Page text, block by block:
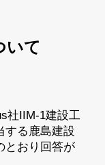
いて
社IIM-1建設工
する鹿島建設
とおり回答が